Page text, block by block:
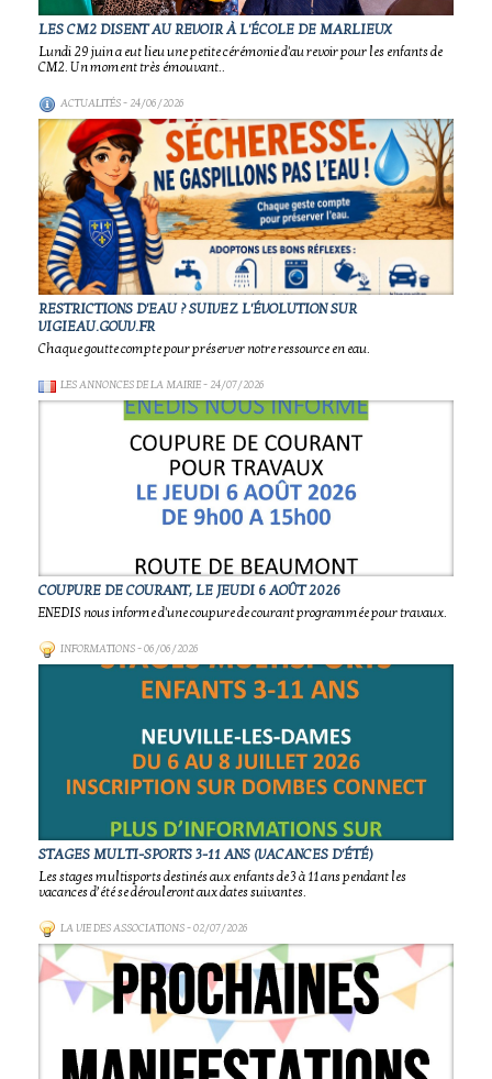
LES CM2 DISENT AU REVOIR À L'ÉCOLE DE MARLIEUX
Lundi 29 juin a eut lieu une petite cérémonie d'au revoir pour les enfants de
CM2. Un moment très émouvant..
ACTUALITÉS- 24/06/2026
RESTRICTIONS D'EAU ? SUIVEZ L'ÉVOLUTION SUR
VIGIEAU.GOUV.FR
Chaque goutte compte pour préserver notre ressource en eau.
LES ANNONCES DE LA MAIRIE- 24/07/2026
COUPURE DE COURANT, LE JEUDI 6 AOÛT 2026
ENEDIS nous informe d'une coupure de courant programmée pour travaux.
INFORMATIONS- 06/06/2026
STAGES MULTI-SPORTS 3-11 ANS (VACANCES D'ÉTÉ)
Les stages multisports destinés aux enfants de 3 à 11 ans pendant les
vacances d’été se dérouleront aux dates suivantes.
LA VIE DES ASSOCIATIONS- 02/07/2026